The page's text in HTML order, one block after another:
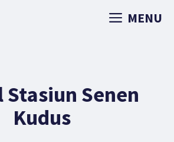
MENU
Stasiun Senen
Kudus